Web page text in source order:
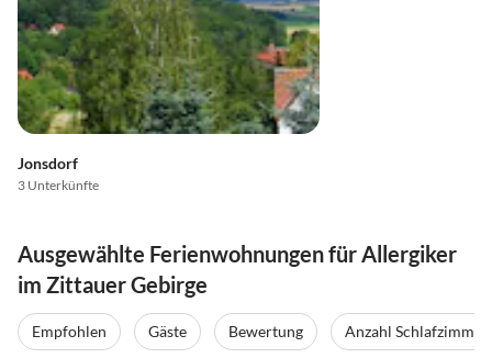
Jonsdorf
3 Unterkünfte
Ausgewählte Ferienwohnungen für Allergiker
im Zittauer Gebirge
Empfohlen Gäste Bewertung Anzahl Schlafzimmer